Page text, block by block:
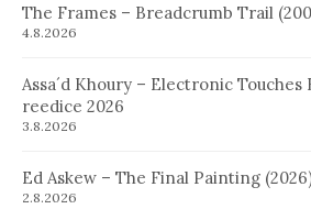
The Frames – Breadcrumb Trail
4.8.2026
Assa´d Khoury – Electronic Touches
reedice 2026
3.8.2026
Ed Askew – The Final Painting
2.8.2026